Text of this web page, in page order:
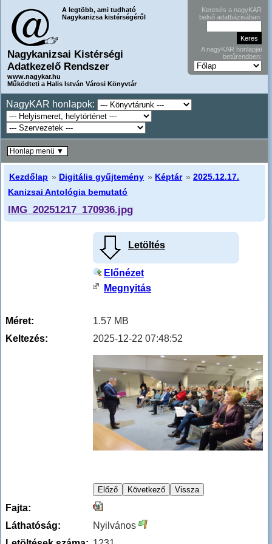
A legtöbb, ami tudható
Nagykanizsa kistérségéről
Nagykanizsai Kistérségi
Adatkezelő Rendszer
www.nagykar.hu
Működteti a Halis István Városi Könyvtár
Keresés a nagyKAR
belső adatbázisában:
A nagyKAR honlapjai
betűrendben:
NagyKAR honlapok:
Kezdőlap » Digitális gyűjtemény » Képtár »2025.12.17.
Kanizsai Antológia bemutató
IMG_20251217_170936.jpg
Letöltés
Előnézet
Megnyitás
Méret:
1.57 MB
Keltezés:
2025-12-22 07:48:52
Fajta:
Láthatóság:
Nyilvános
Honlap menü ▼